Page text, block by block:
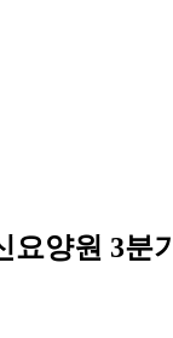
요양원 3분